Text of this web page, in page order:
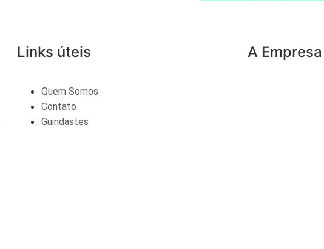
Links úteis
Quem Somos
Contato
Guindastes
A Empresa